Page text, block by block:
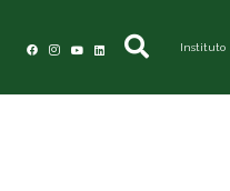
Instituto